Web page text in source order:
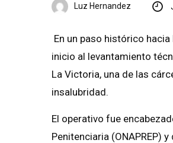
Luz Hernandez
En un paso histórico
inicio al levantamiento
La Victoria, una de las
insalubridad.
El operativo fue
Penitenciaria (ONAPREP)